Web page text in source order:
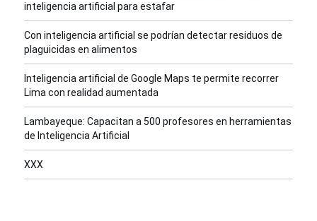
inteligencia artificial para estafar
Con inteligencia artificial se podrían detectar residuos de
plaguicidas en alimentos
Inteligencia artificial de Google Maps te permite recorrer
Lima con realidad aumentada
Lambayeque: Capacitan a 500 profesores en herramientas
de Inteligencia Artificial
XXX